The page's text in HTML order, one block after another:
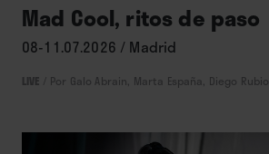
Mad Cool, ritos de paso
08-11.07.2026 / Madrid
LIVE Por Galo Abrain, Marta España, Diego Rubio